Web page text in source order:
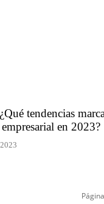
tendencias
en 2023?